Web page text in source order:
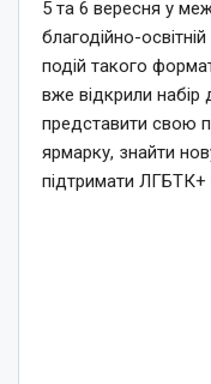
5 та 6 вересня у
благодійно-
подій такого
вже відкрили набір
представити свою
ярмарку, знайти
підтримати ЛГБТК+